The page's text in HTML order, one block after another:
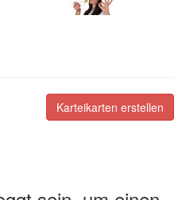
Karteikarten erstellen